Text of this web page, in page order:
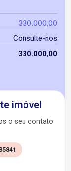
330.000,00
Consulte-nos
330.000,00
imóvel
o seu contato